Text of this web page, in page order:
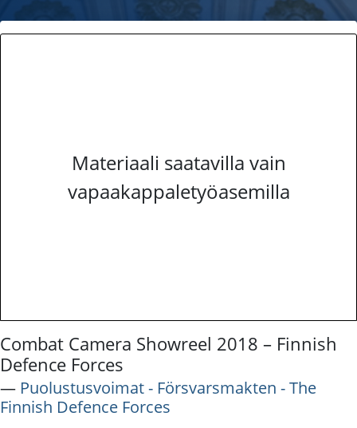
Materiaali saatavilla vain
vapaakappaletyöasemilla
Combat Camera Showreel 2018 – Finnish
Defence Forces
― Puolustusvoimat - Försvarsmakten - The
Finnish Defence Forces